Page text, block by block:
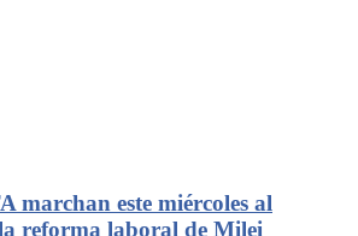
marchan este miércoles al
reforma laboral de Milei